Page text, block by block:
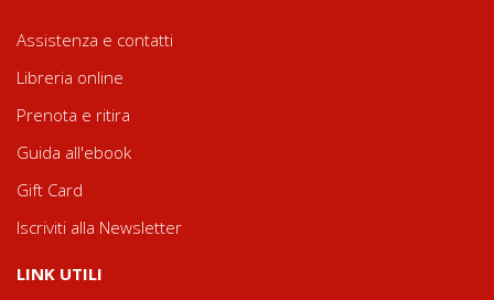
Assistenza e contatti
Libreria online
Prenota e ritira
Guida all'ebook
Gift Card
Iscriviti alla Newsletter
LINK UTILI